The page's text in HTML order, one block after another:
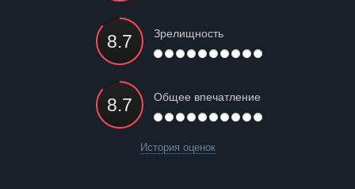
Зрелищность
Общее впечатление
История оценок